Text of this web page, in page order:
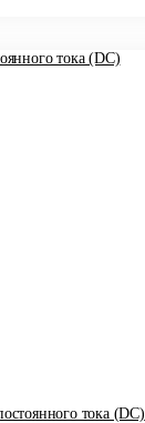
тока (DC)